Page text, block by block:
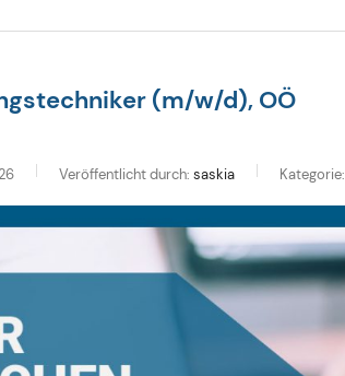
(m/w/d), OÖ
Veröffentlicht durch: saskia Kategorie: